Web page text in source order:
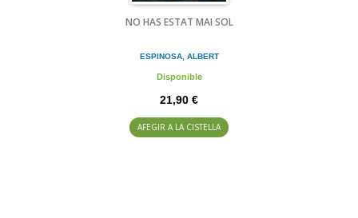
NO HAS ESTAT MAI SOL
ESPINOSA, ALBERT
Disponible
21,90 €
AFEGIR A LA CISTELLA